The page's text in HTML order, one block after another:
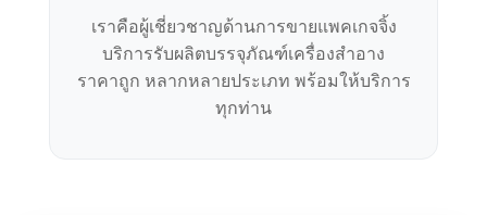
เราคือผู้เชี่ยวชาญด้านการขายแพคเกจจิ้ง
บริการรับผลิตบรรจุภัณฑ์เครื่องสำอาง
ราคาถูก หลากหลายประเภท พร้อมให้บริการ
ทุกท่าน